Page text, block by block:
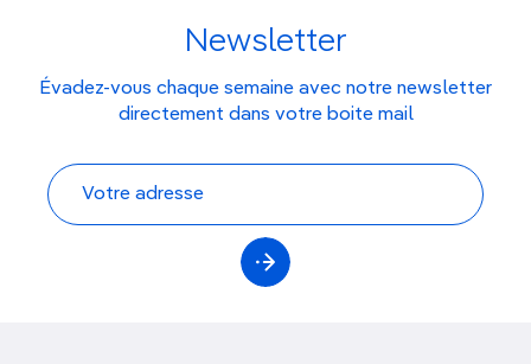
Newsletter
Évadez-vous chaque semaine avec notre newsletter
directement dans votre boite mail